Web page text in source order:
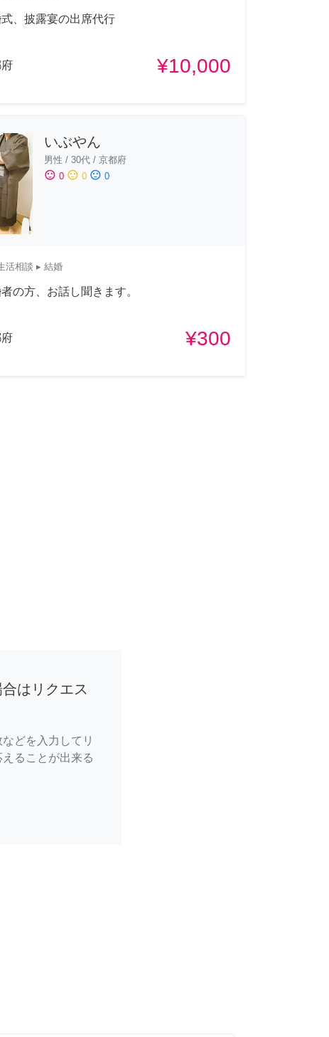
、披露宴の出席代行
¥10,000
いぶやん
男性 / 30代/ 京都府
sentiment_satisfied 0 sentiment_neutral 0 sentiment_dissatisfied 0
活相談 ▸ 結婚
の方、お話し聞きます。
¥300
はリクエス
どを入力してリ
ることが出来る